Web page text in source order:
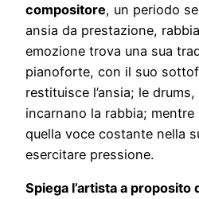
compositore, un periodo
ansia da prestazione,
emozione trova una sua
pianoforte, con il suo
restituisce l’ansia; le
incarnano la rabbia;
quella voce costante nella
esercitare pressione.
Spiega l’artista a proposito